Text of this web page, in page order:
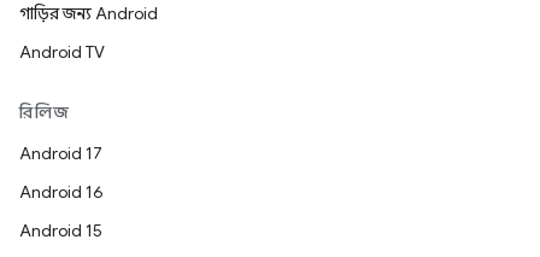
গাড়ির জন্য Android
Android TV
রিলিজ
Android 17
Android 16
Android 15